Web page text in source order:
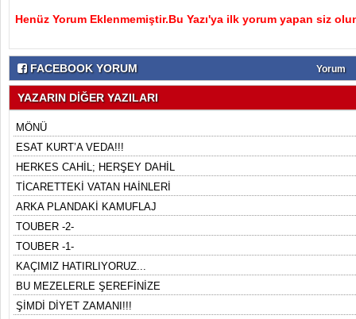
Henüz Yorum Eklenmemiştir.Bu Yazı'ya ilk yorum yapan siz
FACEBOOK YORUM Yorum
YAZARIN DİĞER YAZILARI
MÖNÜ
ESAT KURT’A VEDA!!!
HERKES CAHİL; HERŞEY DAHİL
TİCARETTEKİ VATAN HAİNLERİ
ARKA PLANDAKİ KAMUFLAJ
TOUBER -2-
TOUBER -1-
KAÇIMIZ HATIRLIYORUZ...
BU MEZELERLE ŞEREFİNİZE
ŞİMDİ DİYET ZAMANI!!!